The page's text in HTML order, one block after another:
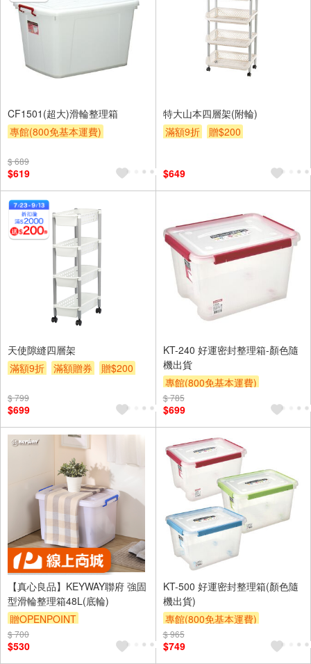
CF1501(超大)滑輪整理箱
專館(800免基本運費)
$ 689
$619
特大山本四層架(附輪)
滿額9折
贈$200
$649
天使隙縫四層架
滿額9折
滿額贈券 贈$200
$ 799
$699
KT-240 好運密封整理箱-顏色隨
機出貨
專館(800免基本運費)
滿額9折
$ 785
$699
【真心良品】KEYWAY聯府 強固
型滑輪整理箱48L(底輪)
贈OPENPOINT
訂單滿1999享95折
$ 700
$530
KT-500 好運密封整理箱(顏色隨
機出貨)
專館(800免基本運費)
滿額9折
$ 965
$749